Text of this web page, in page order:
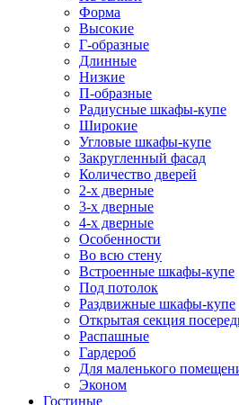
Форма
Высокие
Г-образные
Длинные
Низкие
П-образные
Радиусные шкафы-купе
Широкие
Угловые шкафы-купе
Закругленный фасад
Количество дверей
2-х дверные
3-х дверные
4-х дверные
Особенности
Во всю стену
Встроенные шкафы-купе
Под потолок
Раздвижные шкафы-купе
Открытая секция
Распашные
Гардероб
Для маленького
Эконом
Гостиные